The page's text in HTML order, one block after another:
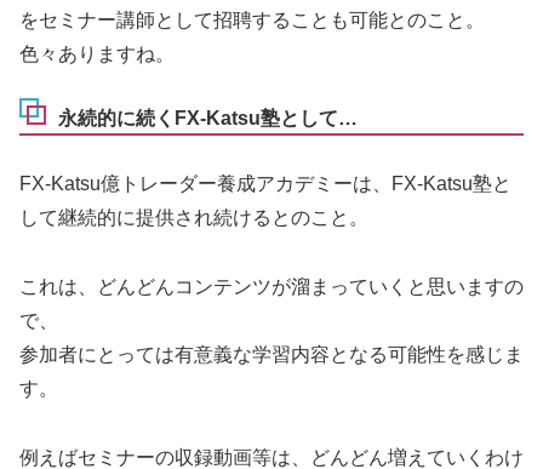
をセミナー講師として招聘することも可能とのこと。
色々ありますね。
永続的に続くFX-Katsu塾として…
FX-Katsu億トレーダー養成アカデミーは、FX-Katsu塾と
して継続的に提供され続けるとのこと。
これは、どんどんコンテンツが溜まっていくと思いますの
で、
参加者にとっては有意義な学習内容となる可能性を感じま
す。
例えばセミナーの収録動画等は、どんどん増えていくわけ